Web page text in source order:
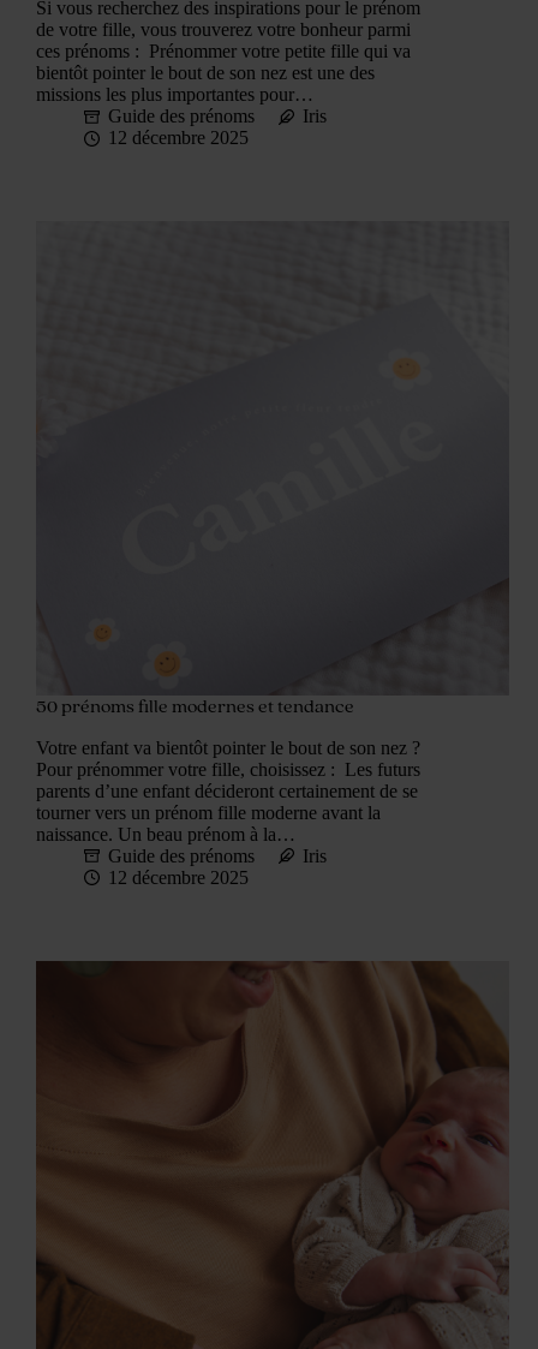
Si vous recherchez des inspirations pour le prénom
de votre fille, vous trouverez votre bonheur parmi
ces prénoms : Prénommer votre petite fille qui va
bientôt pointer le bout de son nez est une des
missions les plus importantes pour…
Guide des prénoms
Iris
12 décembre 2025
50 prénoms fille modernes et tendance
Votre enfant va bientôt pointer le bout de son nez ?
Pour prénommer votre fille, choisissez : Les futurs
parents d’une enfant décideront certainement de se
tourner vers un prénom fille moderne avant la
naissance. Un beau prénom à la…
Guide des prénoms
Iris
12 décembre 2025